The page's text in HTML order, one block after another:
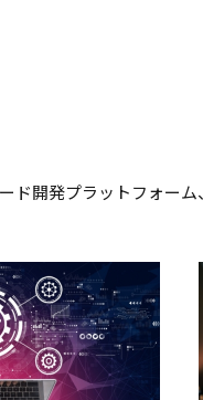
ド開発プラットフォー